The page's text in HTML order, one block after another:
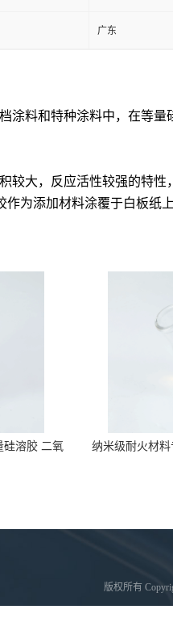
广东
涂料和特种涂料中， 在等量
较大，反应活性较强的特
为添加材料涂覆于白板纸
硅溶胶 二氧
纳米级耐火材
版权所有